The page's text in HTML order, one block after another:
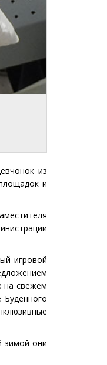
из
и
игровой
на свежем
зимой они